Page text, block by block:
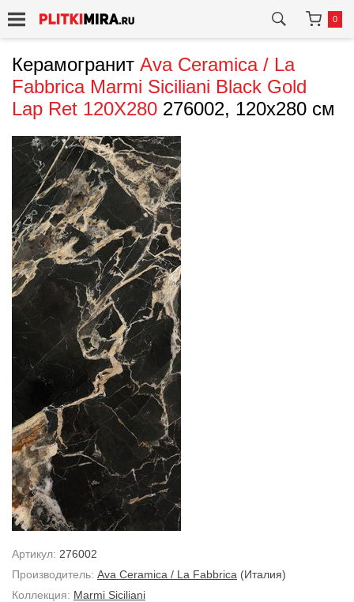
0
Керамогранит Ava Ceramica / La
Fabbrica Marmi Siciliani Black Gold
Lap Ret 120X280 276002, 120x280 см
Артикул: 276002
Производитель: Ava Ceramica / La Fabbrica (Италия)
Коллекция: Marmi Siciliani